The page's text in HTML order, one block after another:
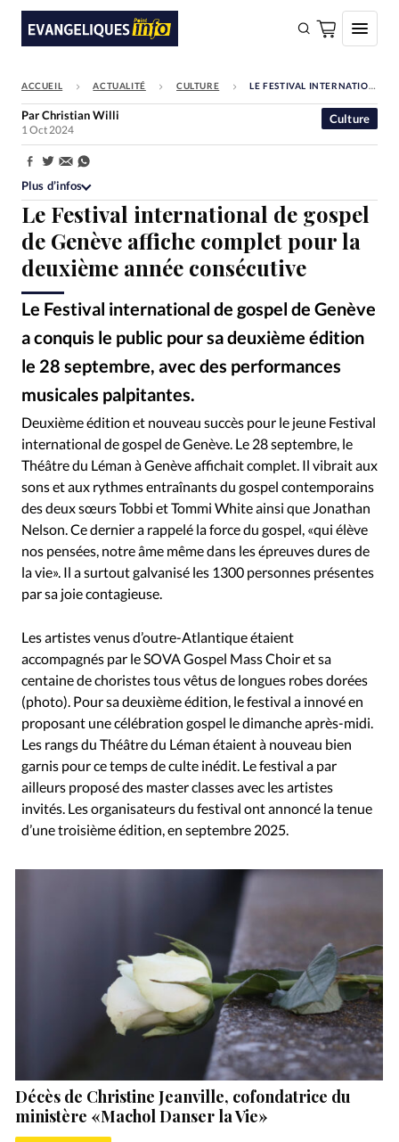
FAIRE UN DON
Faire un don
Eglises
Société
Monde
Bible
Toute l'actualité
Se connecter
Devise:CHF
RUBRIQUES
Toute l'actualité Bible Culture
Economie
Eglises
Histoire Laicité
Liberté religieuse
Mission
Monde People Politique
Religions
Société
ACCUEIL ACTUALITÉ CULTURE LE FESTIVAL INTERNATIONAL DE GOSPEL DE GENÈVE AFFICHE COMPLET POUR LA DEUXIÈME ANNÉE CONSÉCUTIVE
Le Festival international de gospel
de Genève affiche complet pour la
deuxième année consécutive
Le Festival international de gospel de Genève
a conquis le public pour sa deuxième édition
le 28 septembre, avec des performances
musicales palpitantes.
Culture
ParChristian Willi
1 Oct 2024
Partager:
Plus d’infos
Deuxième édition et nouveau succès pour le jeune Festival
international de gospel de Genève. Le 28 septembre, le
Théâtre du Léman à Genève affichait complet. Il vibrait aux
sons et aux rythmes entraînants du gospel contemporains
des deux sœurs Tobbi et Tommi White ainsi que Jonathan
Nelson. Ce dernier a rappelé la force du gospel, «qui élève
nos pensées, notre âme même dans les épreuves dures de
la vie». Il a surtout galvanisé les 1300 personnes présentes
par sa joie contagieuse.
Les artistes venus d’outre-Atlantique étaient
accompagnés par le SOVA Gospel Mass Choir et sa
centaine de choristes tous vêtus de longues robes dorées
(photo). Pour sa deuxième édition, le festival a innové en
proposant une célébration gospel le dimanche après-midi.
Les rangs du Théâtre du Léman étaient à nouveau bien
garnis pour ce temps de culte inédit. Le festival a par
ailleurs proposé des master classes avec les artistes
invités. Les organisateurs du festival ont annoncé la tenue
d’une troisième édition, en septembre 2025.
Décès de Christine Jeanville, cofondatrice du
ministère «Machol Danser la Vie»